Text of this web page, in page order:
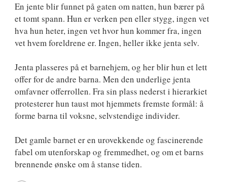
En jente blir funnet på gaten om natten, hun bærer på
et tomt spann. Hun er verken pen eller stygg, ingen vet
hva hun heter, ingen vet hvor hun kommer fra, ingen
vet hvem foreldrene er. Ingen, heller ikke jenta selv.
Jenta plasseres på et barnehjem, og her blir hun et lett
offer for de andre barna. Men den underlige jenta
omfavner offerrollen. Fra sin plass nederst i hierarkiet
protesterer hun taust mot hjemmets fremste formål: å
forme barna til voksne, selvstendige individer.
Det gamle barnet er en urovekkende og fascinerende
fabel om utenforskap og fremmedhet, og om et barns
brennende ønske om å stanse tiden.